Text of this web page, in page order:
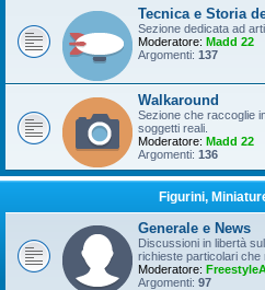
Tecnica e Storia
Sezione dedicata ad
Moderatore: Madd 22
Argomenti: 137
Walkaround
Sezione che raccoglie
soggetti reali.
Moderatore: Madd 22
Argomenti: 136
Figurini,
Generale e News
Discussioni in libertà
richieste particolari che
Moderatore:
Argomenti: 97